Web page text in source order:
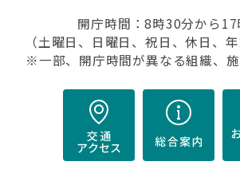
開庁時間：8時30分から
（土曜日、日曜日、祝日、休日、
※一部、開庁時間が異なる組織、施